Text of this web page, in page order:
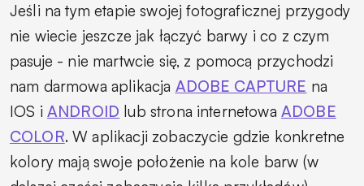
Jeśli na tym etapie swojej fotograficznej przygody
nie wiecie jeszcze jak łączyć barwy i co z czym
pasuje - nie martwcie się, z pomocą przychodzi
nam darmowa aplikacja ADOBE CAPTURE na
IOS i ANDROID lub strona internetowa ADOBE
COLOR. W aplikacji zobaczycie gdzie konkretne
kolory mają swoje położenie na kole barw (w